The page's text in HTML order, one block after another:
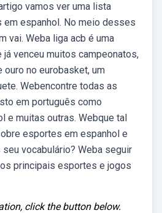
vamos ver uma lista
espanhol. No meio desses
vai. Weba liga acb é uma
já venceu muitos campeonatos,
ouro no eurobasket, um
Webencontre todas as
em português como
e muitas outras. Webque tal
esportes em espanhol e
vocabulário? Weba seguir
principais esportes e jogos
click the button below.